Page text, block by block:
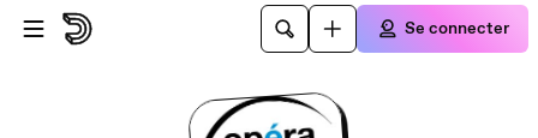
Passer au contenu principal
Se connecter